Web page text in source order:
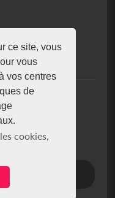
ce site, vous
vous
vos centres
de
cookies,